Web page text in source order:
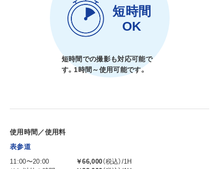
短時間
OK
短時間での撮影も対応可能で
す。1時間～使用可能です。
使用時間／使用料
表参道
11:00〜20:00 ￥66,000（税込）/1H